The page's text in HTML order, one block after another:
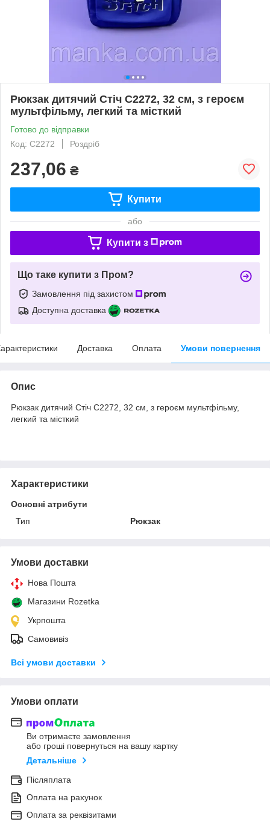
Рюкзак дитячий Стіч C2272, 32 см, з героєм
мультфільму, легкий та місткий
Готово до відправки
Код: C2272
Роздріб
237,06 ₴
Купити
або
Купити з
Що таке купити з Пром?
Замовлення під захистом
Доступна доставка
Доставка Оплата Умови повернення
Опис
Рюкзак дитячий Стіч C2272, 32 см, з героєм мультфільму,
легкий та місткий
Характеристики
Основні атрибути
Тип
Рюкзак
Умови доставки
Нова Пошта
Магазини Rozetka
Укрпошта
Самовивіз
Всі умови доставки
Умови оплати
Ви отримаєте замовлення
або гроші повернуться на вашу картку
Детальніше
Післяплата
Оплата на рахунок
Оплата за реквізитами